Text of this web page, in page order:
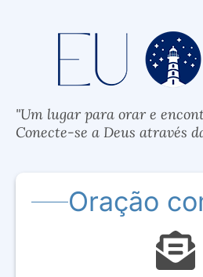
"Um lugar para orar e
Conecte-se a Deus através
Oração